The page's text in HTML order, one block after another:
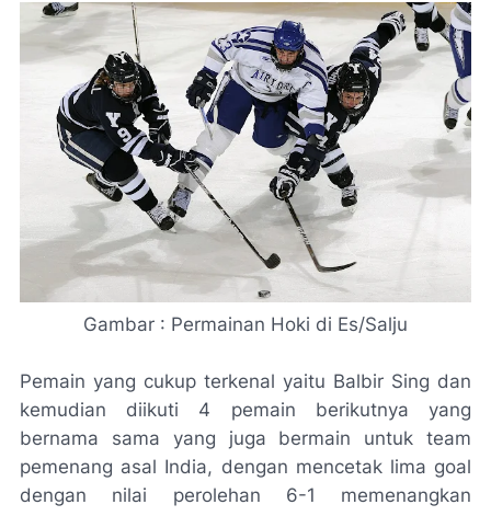
Gambar : Permainan Hoki di Es/Salju
Pemain yang cukup terkenal yaitu Balbir Sing dan
kemudian diikuti 4 pemain berikutnya yang
bernama sama yang juga bermain untuk team
pemenang asal India, dengan mencetak lima goal
dengan nilai perolehan 6-1 memenangkan